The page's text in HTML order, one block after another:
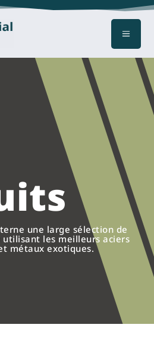
a
une large sélection de
utilisant les meilleurs aciers
métaux exotiques.